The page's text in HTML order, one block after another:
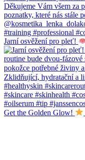
Jarní osvěžení pro pleť!
Get the Golden Glow!